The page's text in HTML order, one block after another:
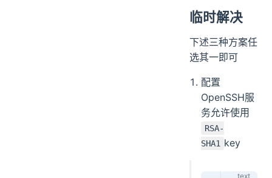
临时解决
下述三种方案任
选其一即可
配置
OpenSSH服
务允许使用
RSA-
SHA1 key